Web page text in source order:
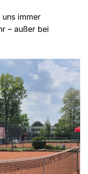
immer
– außer bei